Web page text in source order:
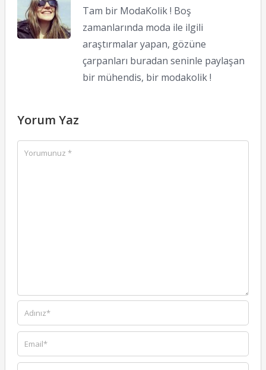
Tam bir ModaKolik ! Boş
zamanlarında moda ile ilgili
araştırmalar yapan, gözüne
çarpanları buradan seninle paylaşan
bir mühendis, bir modakolik !
Yorum Yaz